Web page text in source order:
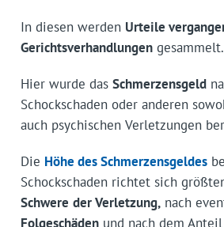
In diesen werden Urteile
Gerichtsverhandlungengesammelt.
Hier wurde das Schmerzensgeld
Schockschaden oder anderen
auch psychischen Verletzungen
Die Höhe des Schmerzensgeldes
Schockschaden richtet sich
Schwere der Verletzung,nach
Folgeschädenund nach dem